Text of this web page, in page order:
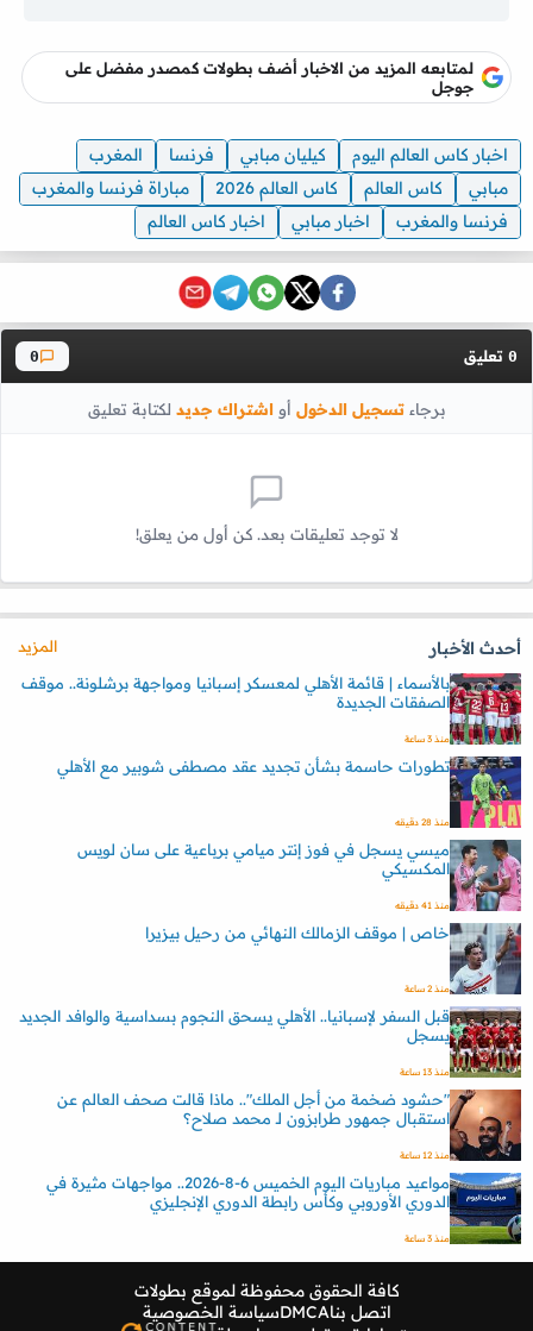
لمتابعه المزيد من الاخبار أضف بطولات كمصدر مفضل على
جوجل
اخبار كاس العالم اليوم كيليان مبابي فرنسا
المغرب
مبابي
كاس العالم كاس العالم 2026
مباراة فرنسا والمغرب
فرنسا والمغرب
اخبار مبابي اخبار كاس العالم
0 تعليق 0
برجاءتسجيل الدخول أواشتراك جديد لكتابة تعليق
لا توجد تعليقات بعد. كن أول من يعلق!
أحدث الأخبار
المزيد
بالأسماء | قائمة الأهلي لمعسكر إسبانيا ومواجهة برشلونة.. موقف
الصفقات الجديدة
منذ 3 ساعة
تطورات حاسمة بشأن تجديد عقد مصطفى شوبير مع الأهلي
منذ 28 دقيقه
ميسي يسجل في فوز إنتر ميامي برباعية على سان لويس
المكسيكي
منذ 41 دقيقه
خاص | موقف الزمالك النهائي من رحيل بيزيرا
منذ 2 ساعة
قبل السفر لإسبانيا.. الأهلي يسحق النجوم بسداسية والوافد الجديد
يسجل
منذ 13 ساعة
"حشود ضخمة من أجل الملك".. ماذا قالت صحف العالم عن
استقبال جمهور طرابزون لـ محمد صلاح؟
منذ 12 ساعة
مواعيد مباريات اليوم الخميس 6-8-2026.. مواجهات مثيرة في
الدوري الأوروبي وكأس رابطة الدوري الإنجليزي
منذ 3 ساعة
كافة الحقوق محفوظة لموقع بطولات
اتصل بناDMCAسياسة الخصوصية